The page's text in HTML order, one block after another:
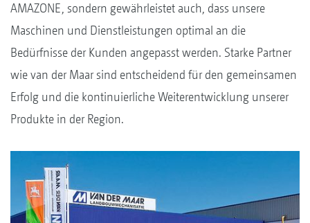
AMAZONE, sondern gewährleistet auch, dass unsere
Maschinen und Dienstleistungen optimal an die
Bedürfnisse der Kunden angepasst werden. Starke Partner
wie van der Maar sind entscheidend für den gemeinsamen
Erfolg und die kontinuierliche Weiterentwicklung unserer
Produkte in der Region.